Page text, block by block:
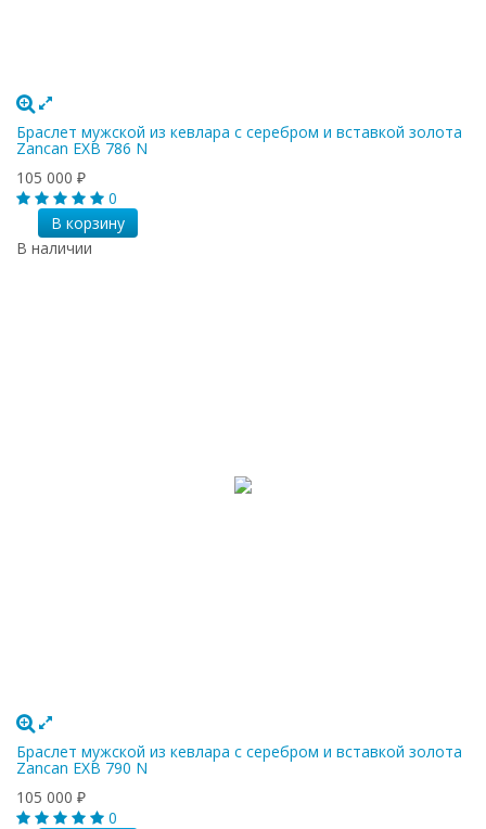
Браслет мужской из кевлара с серебром и вставкой золота
Zancan EXB 786 N
105 000 ₽
0
В корзину
В наличии
Браслет мужской из кевлара с серебром и вставкой золота
Zancan EXB 790 N
105 000 ₽
0